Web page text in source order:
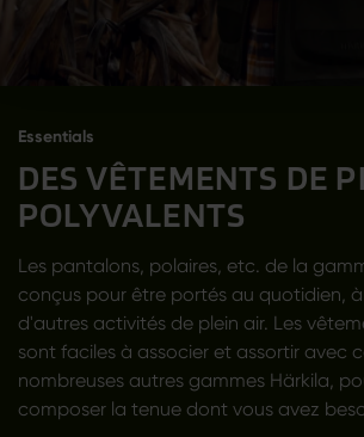
Essentials
DES VÊTEMENTS DE
POLYVALENTS
Les pantalons, polaires, etc. de la
conçus pour être portés au quotidien,
d'autres activités de plein air. Les
sont faciles à associer et assortir avec
nombreuses autres gammes Härkila,
composer la tenue dont vous avez